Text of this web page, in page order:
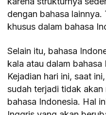
dengan bahasa
khusus dalam bahasa
Selain itu, bahasa
kala atau dalam
Kejadian hari ini, saat
sudah terjadi tidak
bahasa Indonesia. Hal